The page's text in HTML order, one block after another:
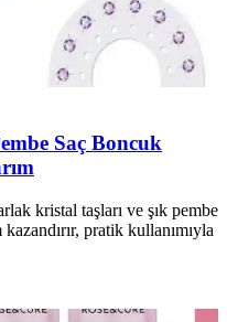
Saç Boncuk
kristal taşları ve şık pembe
pratik kullanımıyla